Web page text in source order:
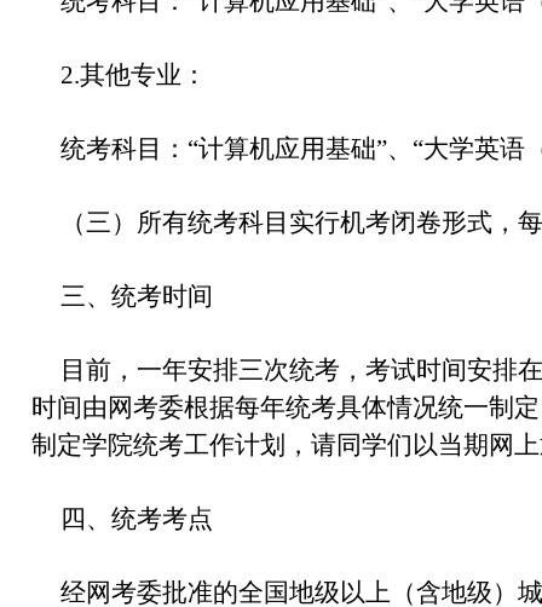
2.其他专业：
统考科目：“计算机应用基础”、“大学英语
（三）所有统考科目实行机考闭卷形式，
三、统考时间
目前，一年安排三次统考，考试时间安排
时间由网考委根据每年统考具体情况统一制
制定学院统考工作计划，请同学们以当期网
四、统考考点
经网考委批准的全国地级以上（含地级）